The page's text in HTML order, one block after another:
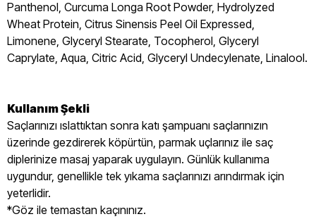
Panthenol, Curcuma Longa Root Powder, Hydrolyzed
Wheat Protein, Citrus Sinensis Peel Oil Expressed,
Limonene, Glyceryl Stearate, Tocopherol, Glyceryl
Caprylate, Aqua, Citric Acid, Glyceryl Undecylenate, Linalool.
Kullanım Şekli
Saçlarınızı ıslattıktan sonra katı şampuanı saçlarınızın
üzerinde gezdirerek köpürtün, parmak uçlarınız ile saç
diplerinize masaj yaparak uygulayın. Günlük kullanıma
uygundur, genellikle tek yıkama saçlarınızı arındırmak için
yeterlidir.
*Göz ile temastan kaçınınız.